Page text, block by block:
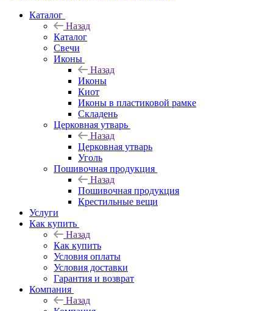
Каталог
Назад
Каталог
Свечи
Иконы
Назад
Иконы
Киот
Иконы в пластиковой рамке
Складень
Церковная утварь
Назад
Церковная утварь
Уголь
Пошивочная продукция
Назад
Пошивочная продукция
Крестильные вещи
Услуги
Как купить
Назад
Как купить
Условия оплаты
Условия доставки
Гарантия и возврат
Компания
Назад